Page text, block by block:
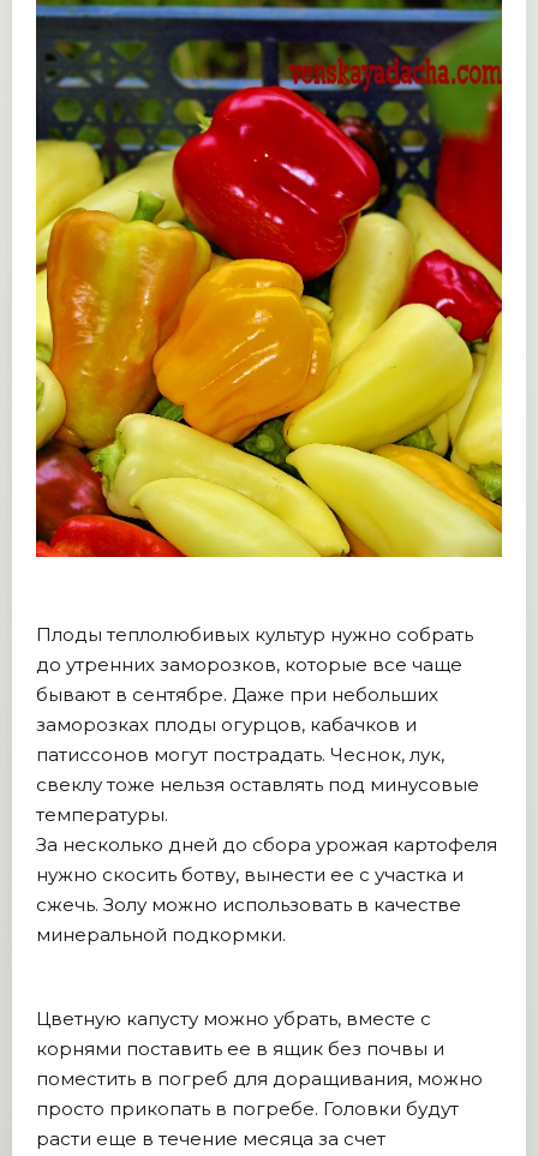
Плоды теплолюбивых культур нужно собрать
до утренних заморозков, которые все чаще
бывают в сентябре. Даже при небольших
заморозках плоды огурцов, кабачков и
патиссонов могут пострадать. Чеснок, лук,
свеклу тоже нельзя оставлять под минусовые
температуры.
За несколько дней до сбора урожая картофеля
нужно скосить ботву, вынести ее с участка и
сжечь. Золу можно использовать в качестве
минеральной подкормки.
Цветную капусту можно убрать, вместе с
корнями поставить ее в ящик без почвы и
поместить в погреб для доращивания, можно
просто прикопать в погребе. Головки будут
расти еще в течение месяца за счет